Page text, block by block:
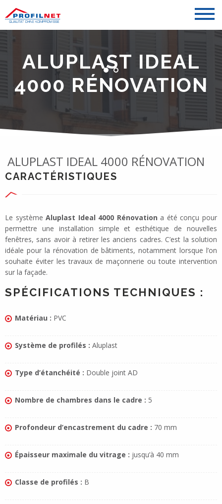
ALUPLAST IDEAL
4000 RÉNOVATION
ALUPLAST IDEAL 4000 RÉNOVATION
CARACTÉRISTIQUES
Le systèmeAluplast Ideal 4000 Rénovation a été conçu pour
permettre une installation simple et esthétique de nouvelles
fenêtres, sans avoir à retirer les anciens cadres. C’est la solution
idéale pour la rénovation de bâtiments, notamment lorsque l’on
souhaite éviter les travaux de maçonnerie ou toute intervention
sur la façade.
SPÉCIFICATIONS TECHNIQUES :
Matériau : PVC
Système de profilés : Aluplast
Type d’étanchéité : Double joint AD
Nombre de chambres dans le cadre : 5
Profondeur d’encastrement du cadre : 70 mm
Épaisseur maximale du vitrage : jusqu’à 40 mm
Classe de profilés : B